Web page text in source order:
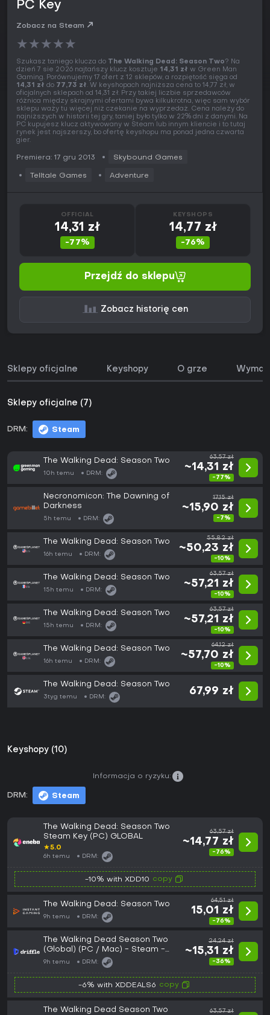
PC Key
Zobacz na Steam
★★★★★
Szukasz taniego klucza do The Walking Dead: Season Two? Na
dzień 7 sie 2026 najtańszy klucz kosztuje 14,31 zł w Green Man
Gaming. Porównujemy 17 ofert z 12 sklepów, a rozpiętość sięga od
14,31 zł do 77,73 zł. W keyshopach najniższa cena to 14,77 zł, w
oficjalnych sklepach od 14,31 zł. Przy takiej liczbie sprzedawców
różnica między skrajnymi ofertami bywa kilkukrotna, więc sam wybór
sklepu waży tu więcej niż czekanie na wyprzedaż. Cena należy do
najniższych w historii tej gry, taniej było tylko w 22% dni z danymi. Na
PC kupujesz klucz aktywowany w Steam lub innym kliencie i to tutaj
rynek jest najszerszy, bo ofertę keyshopu ma ponad jedna czwarta
gier.
Premiera: 17 gru 2013 Skybound Games
Telltale Games Adventure
OFFICIAL
14,31 zł
-77%
KEYSHOPS
14,77 zł
-76%
Przejdź do sklepu
Zobacz historię cen
Sklepy oficjalne Keyshopy O grze
Sklepy oficjalne (7)
DRM: Steam
The Walking Dead: Season Two
10h temu DRM:
63,57 zł
~14,31 zł
-77%
Necronomicon: The Dawning of
Darkness
5h temu DRM:
17,15 zł
~15,90 zł
-7%
The Walking Dead: Season Two
16h temu DRM:
55,82 zł
~50,23 zł
-10%
The Walking Dead: Season Two
15h temu DRM:
63,57 zł
~57,21 zł
-10%
The Walking Dead: Season Two
15h temu DRM:
63,57 zł
~57,21 zł
-10%
The Walking Dead: Season Two
16h temu DRM:
64,12 zł
~57,70 zł
-10%
The Walking Dead: Season Two
3tyg temu DRM:
67,99 zł
Keyshopy (10)
DRM: Steam
Informacja o ryzyku:
The Walking Dead: Season Two
Steam Key (PC) GLOBAL
★5.0
6h temu DRM:
63,57 zł
~14,77 zł
-76%
-10% with XDD10 copy
The Walking Dead: Season Two
9h temu DRM:
64,51 zł
15,01 zł
-76%
The Walking Dead Season Two
(Global) (PC / Mac) - Steam -
Digital Key
9h temu DRM:
24,24 zł
~15,31 zł
-36%
-6% with XDDEALS6 copy
The Walking Dead Season Two
63,57 zł